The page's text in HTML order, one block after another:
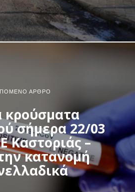
ΆΡΘΡΟ
κρούσματα
σήμερα 22/03
Καστοριάς –
κατανομή